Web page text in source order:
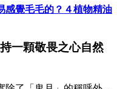
感覺毛毛的？４植物精油
一顆敬畏之心自然